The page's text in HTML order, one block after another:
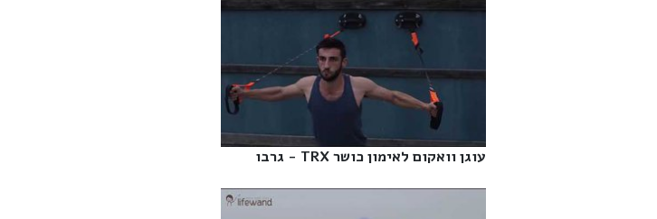
עוגן וואקום לאימון כושר TRX - גרבו‎